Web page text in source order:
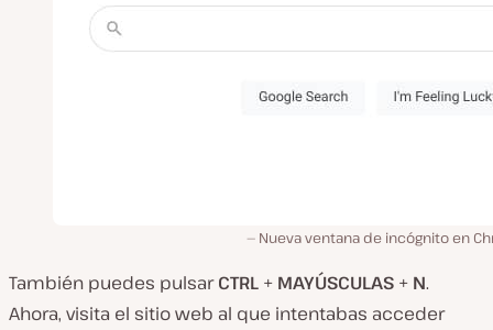
Nueva ventana de incógnito en
También puedes pulsarCTRL + MAYÚSCULAS + N.
Ahora, visita el sitio web al que intentabas acceder